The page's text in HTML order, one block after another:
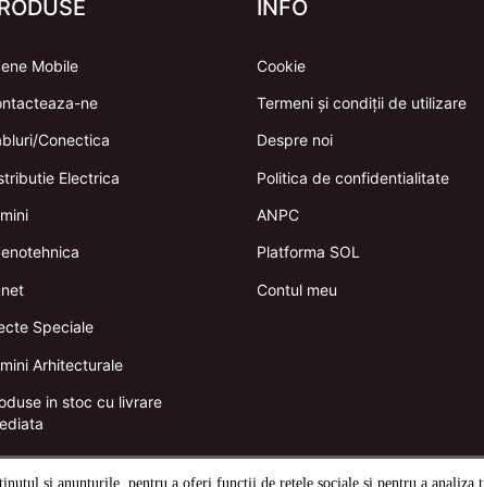
și anunțurile, pentru a oferi funcții de rețele sociale și pentru a
Mobile
ne
Conectica
Electrica
Speciale
Arhitecturale
in stoc cu livrare
INFO
Cookie
Termeni și condiții de utilizare
Despre noi
Politica de confidentialitate
ANPC
Platforma SOL
Contul meu